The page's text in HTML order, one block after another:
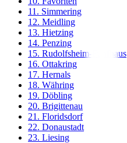
11. Simmering
12. Meidling
13. Hietzing
14. Penzing
15. Rudolfsheim-Fünfhaus
16. Ottakring
17. Hernals
18. Währing
19. Döbling
20. Brigittenau
21. Floridsdorf
22. Donaustadt
23. Liesing